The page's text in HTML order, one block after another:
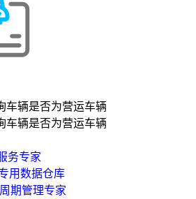
车辆是否为营运车辆
车辆是否为营运车辆
务专家
用数据仓库
期管理专家